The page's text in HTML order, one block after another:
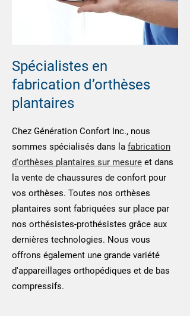
Spécialistes en
fabrication d’orthèses
plantaires
Chez Génération Confort Inc., nous
sommes spécialisés dans la fabrication
d'orthèses plantaires sur mesure et dans
la vente de chaussures de confort pour
vos orthèses. Toutes nos orthèses
plantaires sont fabriquées sur place par
nos orthésistes-prothésistes grâce aux
dernières technologies. Nous vous
offrons également une grande variété
d'appareillages orthopédiques et de bas
compressifs.